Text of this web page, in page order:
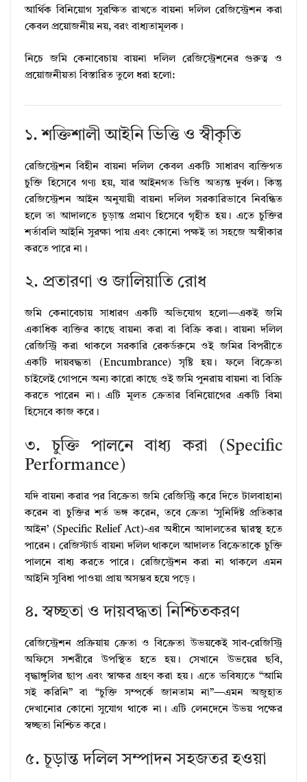
আর্থিক বিনিয়োগ সুরক্ষিত রাখতে বায়না দলিল রেজিস্ট্রেশন করা
কেবল প্রয়োজনীয় নয়, বরং বাধ্যতামূলক।
নিচে জমি কেনাবেচায় বায়না দলিল রেজিস্ট্রেশনের গুরুত্ব ও
প্রয়োজনীয়তা বিস্তারিত তুলে ধরা হলো:
১. শক্তিশালী আইনি ভিত্তি ও স্বীকৃতি
রেজিস্ট্রেশন বিহীন বায়না দলিল কেবল একটি সাধারণ ব্যক্তিগত
চুক্তি হিসেবে গণ্য হয়, যার আইনগত ভিত্তি অত্যন্ত দুর্বল। কিন্তু
রেজিস্ট্রেশন আইন অনুযায়ী বায়না দলিল সরকারিভাবে নিবন্ধিত
হলে তা আদালতে চূড়ান্ত প্রমাণ হিসেবে গৃহীত হয়। এতে চুক্তির
শর্তাবলি আইনি সুরক্ষা পায় এবং কোনো পক্ষই তা সহজে অস্বীকার
করতে পারে না।
২. প্রতারণা ও জালিয়াতি রোধ
জমি কেনাবেচায় সাধারণ একটি অভিযোগ হলো—একই জমি
একাধিক ব্যক্তির কাছে বায়না করা বা বিক্রি করা। বায়না দলিল
রেজিস্ট্রি করা থাকলে সরকারি রেকর্ডরুমে ওই জমির বিপরীতে
একটি দায়বদ্ধতা (Encumbrance) সৃষ্টি হয়। ফলে বিক্রেতা
চাইলেই গোপনে অন্য কারো কাছে ওই জমি পুনরায় বায়না বা বিক্রি
করতে পারেন না। এটি মূলত ক্রেতার বিনিয়োগের একটি বিমা
হিসেবে কাজ করে।
৩. চুক্তি পালনে বাধ্য করা (Specific
Performance)
যদি বায়না করার পর বিক্রেতা জমি রেজিস্ট্রি করে দিতে টালবাহানা
করেন বা চুক্তির শর্ত ভঙ্গ করেন, তবে ক্রেতা ‘সুনির্দিষ্ট প্রতিকার
আইন’ (Specific Relief Act)-এর অধীনে আদালতের দ্বারস্থ হতে
পারেন। রেজিস্টার্ড বায়না দলিল থাকলে আদালত বিক্রেতাকে চুক্তি
পালনে বাধ্য করতে পারে। রেজিস্ট্রেশন করা না থাকলে এমন
আইনি সুবিধা পাওয়া প্রায় অসম্ভব হয়ে পড়ে।
৪. স্বচ্ছতা ও দায়বদ্ধতা নিশ্চিতকরণ
রেজিস্ট্রেশন প্রক্রিয়ায় ক্রেতা ও বিক্রেতা উভয়কেই সাব-রেজিস্ট্রি
অফিসে সশরীরে উপস্থিত হতে হয়। সেখানে উভয়ের ছবি,
বৃদ্ধাঙ্গুলির ছাপ এবং স্বাক্ষর গ্রহণ করা হয়। এতে ভবিষ্যতে “আমি
সই করিনি” বা “চুক্তি সম্পর্কে জানতাম না”—এমন অজুহাত
দেখানোর কোনো সুযোগ থাকে না। এটি লেনদেনে উভয় পক্ষের
স্বচ্ছতা নিশ্চিত করে।
৫. চূড়ান্ত দলিল সম্পাদন সহজতর হওয়া